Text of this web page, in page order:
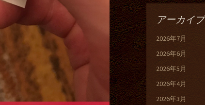
アーカイブ
2026年7月
2026年6月
2026年5月
2026年4月
2026年3月